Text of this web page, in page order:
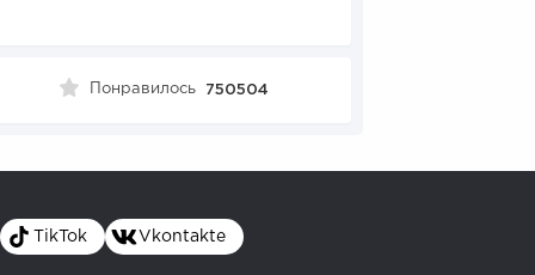
Понравилось 750504
TikTok Vkontakte